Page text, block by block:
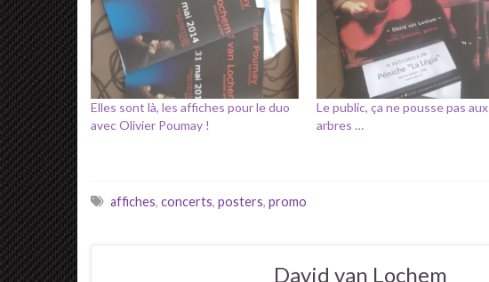
Elles sont là, les affiches pour le duo
avec Olivier Poumay !
Le public, ça ne pousse pas aux
arbres …
affiches, concerts, posters, promo
David van Lochem